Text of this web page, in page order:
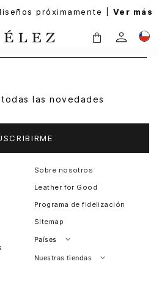
próximamente | Ver más
las novedades
Sobre nosotros
Leather for Good
Programa de fidelización
Sitemap
Países
Perú
Nuestras tiendas